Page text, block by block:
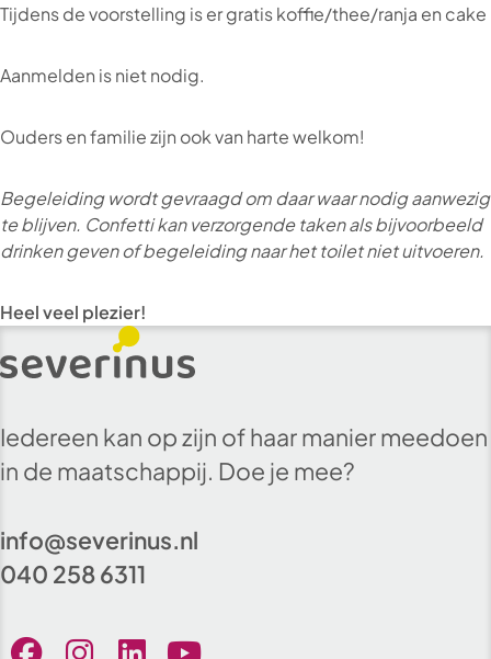
Tijdens de voorstelling is er gratis koffie/thee/ranja en cake
Aanmelden is niet nodig.
Ouders en familie zijn ook van harte welkom!
Begeleiding wordt gevraagd om daar waar nodig aanwezig
te blijven. Confetti kan verzorgende taken als bijvoorbeeld
drinken geven of begeleiding naar het toilet niet uitvoeren.
Heel veel plezier!
Iedereen kan op zijn of haar manier meedoen
in de maatschappij. Doe je mee?
info@severinus.nl
040 258 6311